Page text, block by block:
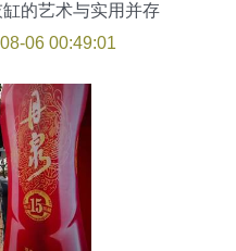
的艺术与实用并存
06 00:49:01